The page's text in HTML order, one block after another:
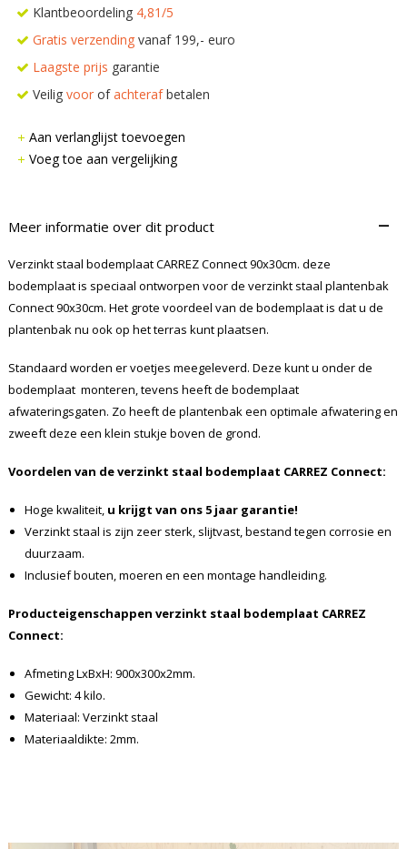
Klantbeoordeling 4,81/5
Gratis verzendingvanaf 199,- euro
Laagste prijs garantie
Veilig voorofachterafbetalen
Aan verlanglijst toevoegen
Voeg toe aan vergelijking
Meer informatie over dit product –
Verzinkt staal bodemplaat CARREZ Connect 90x30cm. deze
bodemplaat is speciaal ontworpen voor de verzinkt staal plantenbak
Connect 90x30cm. Het grote voordeel van de bodemplaat is dat u de
plantenbak nu ook op het terras kunt plaatsen.
Standaard worden er voetjes meegeleverd. Deze kunt u onder de
bodemplaat monteren, tevens heeft de bodemplaat
afwateringsgaten. Zo heeft de plantenbak een optimale afwatering en
zweeft deze een klein stukje boven de grond.
Voordelen van de verzinkt staal bodemplaat CARREZ Connect:
Hoge kwaliteit, u krijgt van ons 5 jaar garantie!
Verzinkt staal is zijn zeer sterk, slijtvast, bestand tegen corrosie en
duurzaam.
Inclusief bouten, moeren en een montage handleiding.
Producteigenschappen verzinkt staal bodemplaat CARREZ
Connect:
Afmeting LxBxH: 900x300x2mm.
Gewicht: 4 kilo.
Materiaal: Verzinkt staal
Materiaaldikte: 2mm.